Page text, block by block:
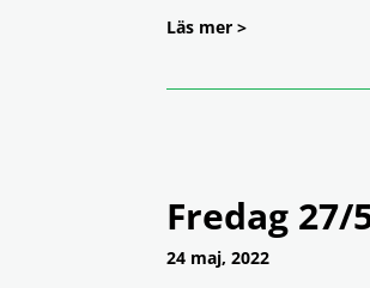
Läs mer >
Fredag 27/
24 maj, 2022